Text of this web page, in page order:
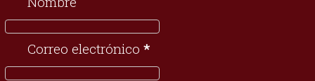
Correo electrónico *